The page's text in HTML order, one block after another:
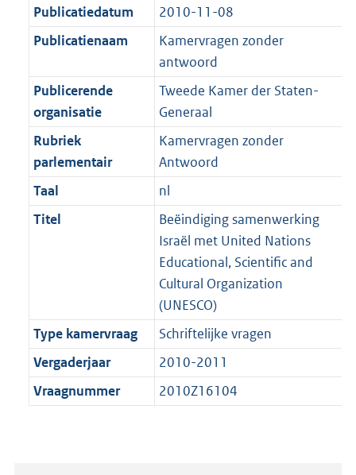
t
a
t
K
b
2
K
b
Publicatiedatum
2010-11-08
Publicatienaam
Kamervragen zonder
antwoord
Publicerende
organisatie
Tweede Kamer der Staten-
Generaal
Rubriek
parlementair
Kamervragen zonder
Antwoord
Taal
nl
Titel
Beëindiging samenwerking
Israël met United Nations
Educational, Scientific and
Cultural Organization
(UNESCO)
Type kamervraag
Schriftelijke vragen
Vergaderjaar
2010-2011
Vraagnummer
2010Z16104